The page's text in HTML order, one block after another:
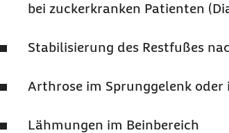
bei zuckerkranken Patienten
Stabilisierung des Restfußes
Arthrose im Sprunggelenk
Lähmungen im Beinbereich